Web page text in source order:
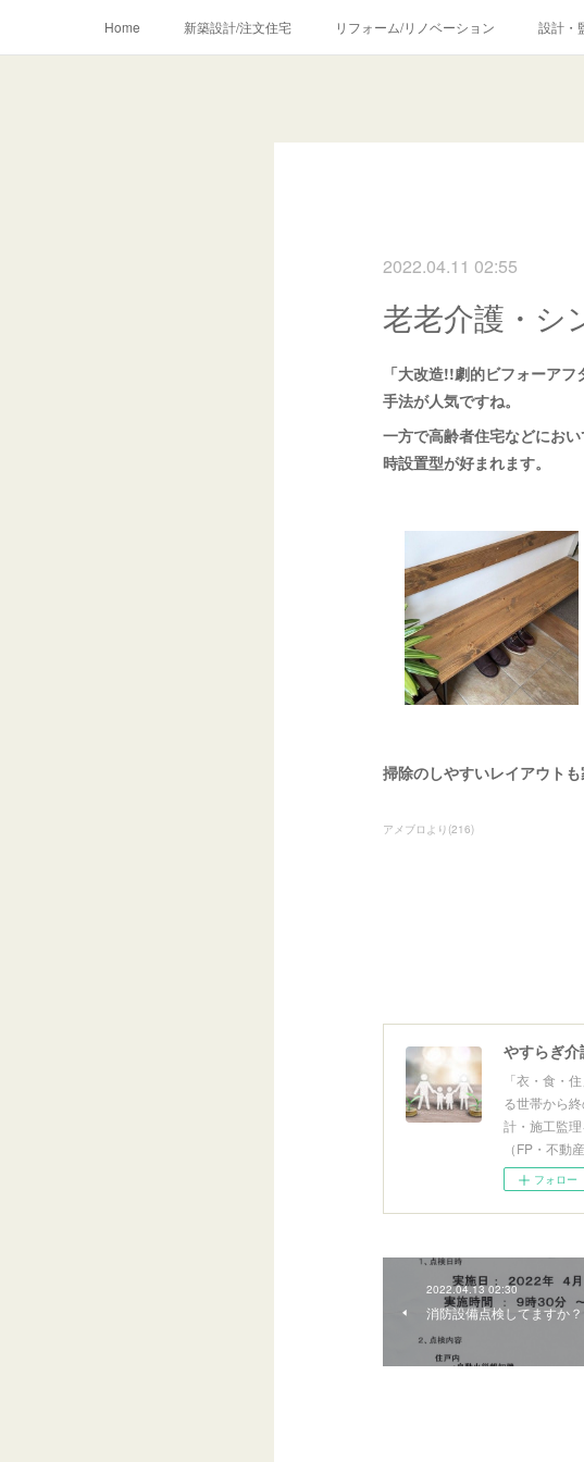
Home 新築設計/注文住宅 リフォーム/リノベーション 設計・
2022.04.11 02:55
老老介護・シ
「大改造!!劇的ビフォーア
手法が人気ですね。
一方で高齢者住宅などにお
時設置型が好まれます。
掃除のしやすいレイアウト
アメブロより (216)
やすらぎ
「衣・食・
る世帯から
計・施工監
（FP・不動
フォロー
2022.04.13 02:30
消防設備点検してますか？